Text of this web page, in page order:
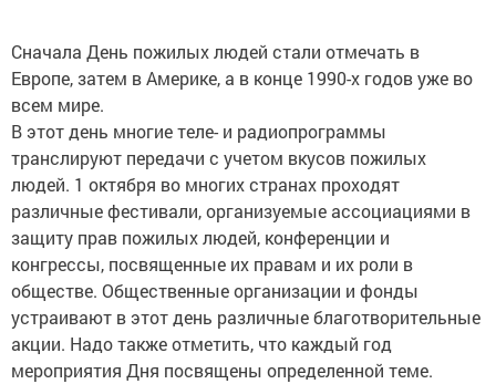
Сначала День пожилых людей стали отмечать в
Европе, затем в Америке, а в конце 1990-х годов уже во
всем мире.
В этот день многие теле- и радиопрограммы
транслируют передачи с учетом вкусов пожилых
людей. 1 октября во многих странах проходят
различные фестивали, организуемые ассоциациями в
защиту прав пожилых людей, конференции и
конгрессы, посвященные их правам и их роли в
обществе. Общественные организации и фонды
устраивают в этот день различные благотворительные
акции. Надо также отметить, что каждый год
мероприятия Дня посвящены определенной теме.